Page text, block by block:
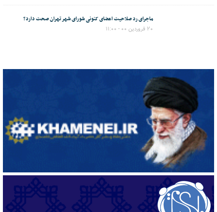
ماجرای رد صلاحیت اعضای کنونی شورای شهر تهران صحت دارد؟
۲۰ فروردین ۰۰ - ۱۱:۰۰